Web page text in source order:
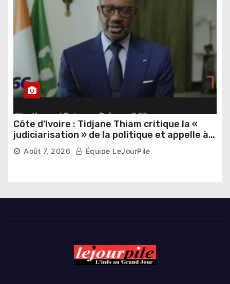
Côte d’Ivoire : Tidjane Thiam critique la «
judiciarisation » de la politique et appelle à
poursuivre l’apaisement
Août 7, 2026 Équipe LeJourPile